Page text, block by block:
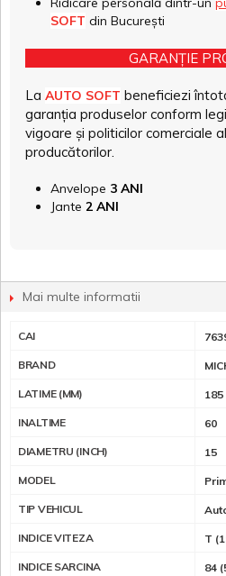
SOFT din București
GARANȚIE
La AUTO SOFT beneficiezi
garanția produselor conform
vigoare și politicilor comerciale
producătorilor.
Anvelope 3 ANI
Jante 2 ANI
Mai multe informatii
CAI
BRAND
LATIME (MM) 185
INALTIME 60
DIAMETRU (INCH) 15
MODEL
TIP VEHICUL
INDICE VITEZA T
INDICE SARCINA 84